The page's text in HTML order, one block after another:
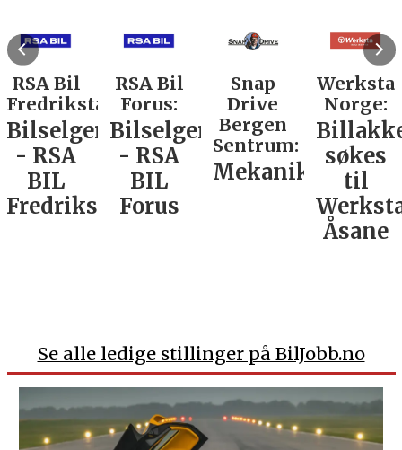
RSA Bil
Fredrikstad:
Bilselger
- RSA
BIL
Fredrikstad
RSA Bil
Forus:
Bilselger
- RSA
BIL
Forus
Snap
Drive
Bergen
Sentrum:
Mekaniker
Werksta
Norge:
søkes
til
Åsane
Se alle ledige stillinger på BilJobb.no